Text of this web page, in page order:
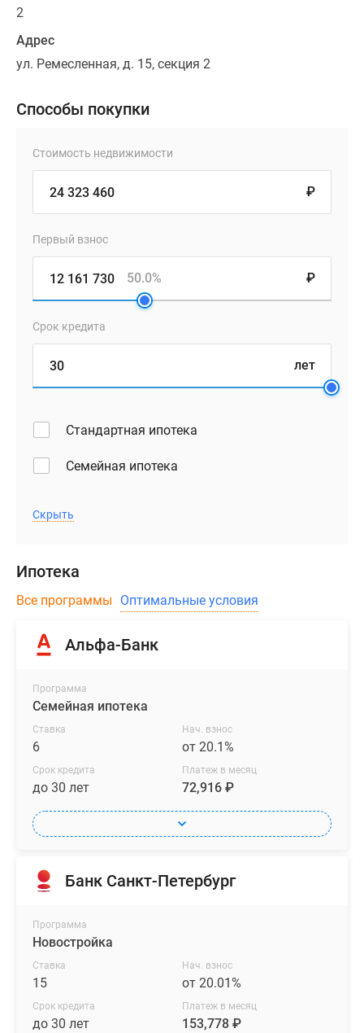
2
Адрес
ул. Ремесленная, д. 15, секция 2
Способы покупки
Стоимость недвижимости
₽
Первый взнос
₽
50.0%
Срок кредита
лет
Стандартная ипотека
Семейная ипотека
Скрыть
Ипотека
Все программы Оптимальные условия
Альфа-Банк
Программа
Семейная ипотека
Ставка
6
Нач. взнос
от 20.1%
Срок кредита
до 30 лет
Платеж в месяц
72,916 ₽
Банк Санкт-Петербург
Программа
Новостройка
Ставка
15
Нач. взнос
от 20.01%
Срок кредита
до 30 лет
Платеж в месяц
153,778 ₽